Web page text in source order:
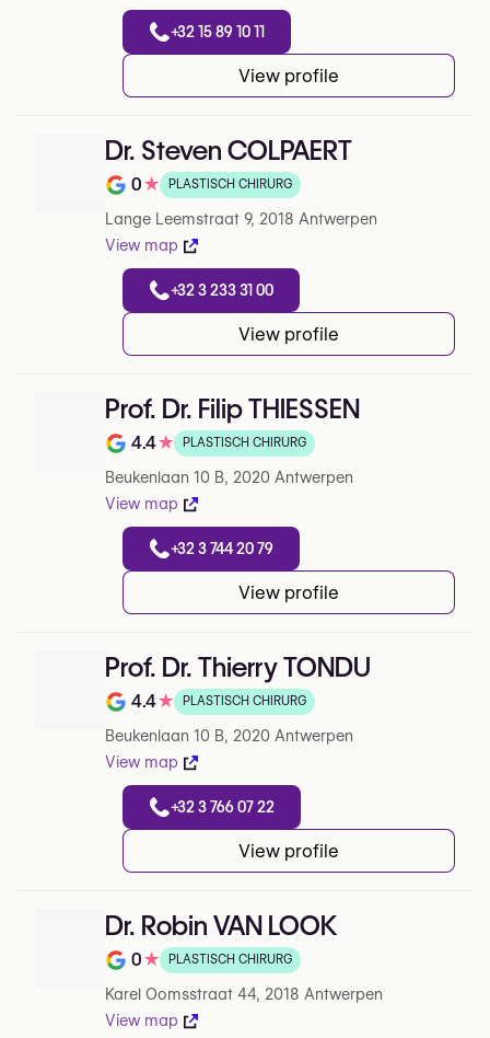
+32 15 89 10 11
View profile
Dr. Steven COLPAERT
Note de 0 sur 5 sur Google
0★ PLASTISCH CHIRURG
Lange Leemstraat 9, 2018 Antwerpen
View map
+32 3 233 31 00
View profile
Prof. Dr. Filip THIESSEN
Note de 4.4 sur 5 sur Google
4.4★ PLASTISCH CHIRURG
Beukenlaan 10 B, 2020 Antwerpen
View map
+32 3 744 20 79
View profile
Prof. Dr. Thierry TONDU
Note de 4.4 sur 5 sur Google
4.4★ PLASTISCH CHIRURG
Beukenlaan 10 B, 2020 Antwerpen
View map
+32 3 766 07 22
View profile
Dr. Robin VAN LOOK
Note de 0 sur 5 sur Google
0★ PLASTISCH CHIRURG
Karel Oomsstraat 44, 2018 Antwerpen
View map